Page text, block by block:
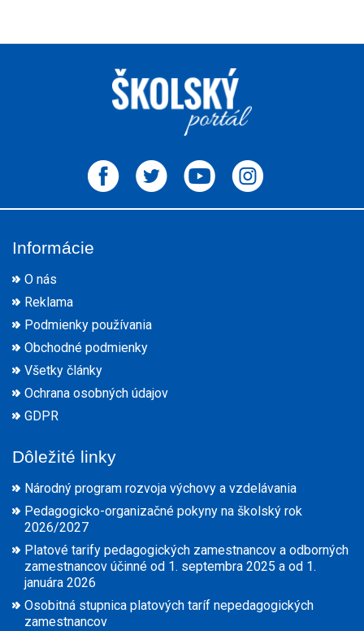
Informácie
O nás
Reklama
Podmienky používania
Obchodné podmienky
Všetky články
Ochrana osobných údajov
GDPR
Dôležité linky
Národný program rozvoja výchovy a vzdelávania
Pedagogicko-organizačné pokyny na školský rok
2026/2027
Platové tarify pedagogických zamestnancov a odborných
zamestnancov účinné od 1. septembra 2025 a od 1.
januára 2026
Osobitná stupnica platových taríf nepedagogických
zamestnancov